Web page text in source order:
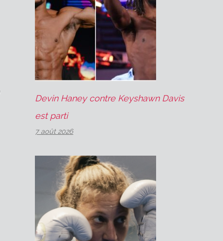
Devin Haney contre Keyshawn Davis
est parti
7 août 2026